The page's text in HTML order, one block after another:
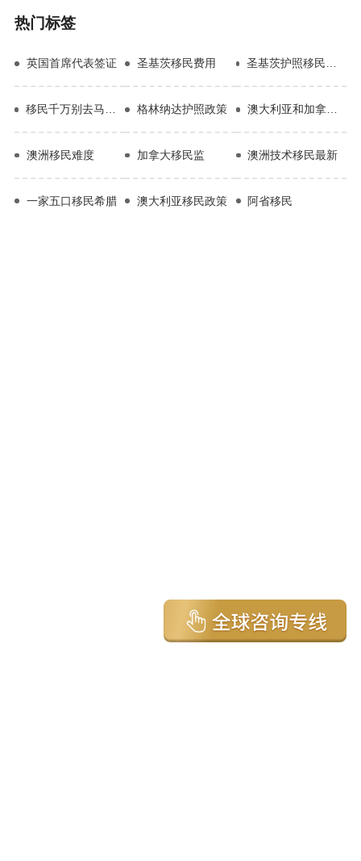
热门标签
英国首席代表签证 圣基茨移民费用 圣基茨护照移民项目优势
格林纳达护照政策
澳洲移民难度 加拿大移民监 澳洲技术移民最新
一家五口移民希腊 澳大利亚移民政策 阿省移民